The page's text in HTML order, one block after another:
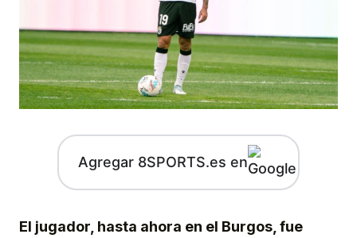
Agregar 8SPORTS.es en
El jugador, hasta ahora en el Burgos, fue